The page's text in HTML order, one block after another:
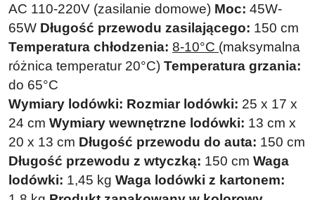
AC 110-220V (zasilanie domowe) Moc: 45W-
65W Długość przewodu zasilającego: 150 cm
Temperatura chłodzenia: 8-10°C (maksymalna
różnica temperatur 20°C) Temperatura grzania:
do 65°C
Wymiary lodówki: Rozmiar lodówki: 25 x 17 x
24 cm Wymiary wewnętrzne lodówki: 13 cm x
20 x 13 cm Długość przewodu do auta: 150 cm
Długość przewodu z wtyczką: 150 cm Waga
lodówki: 1,45 kg Waga lodówki z kartonem: